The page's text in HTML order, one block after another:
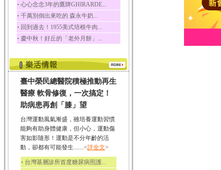
‧ 心心念念3年的鷹牌GHIRARDE...
‧ 千萬別倒出來吃的 森永牛奶...
‧ 回到過去！1955美式培根牛肉...
‧ 慶中秋！好丘的「老外月餅」...
臺中榮民總醫院積極推動再生
醫療 軟骨修復，一次搞定！
助病患再創「膝」望
台灣運動風氣漸盛，雖培養運動習慣
能夠有助身體健康，但小心，運動傷
害如影隨形！運動是不分年齡的活
動，卻都有可能發生.......<詳全文>
‧ 台灣基層診所首度糖尿病照護...